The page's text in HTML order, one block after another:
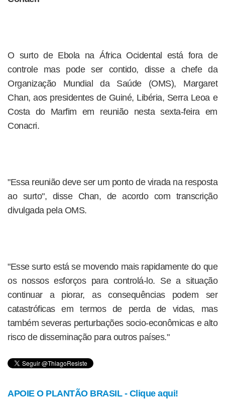
O surto de Ebola na África Ocidental está fora de
controle mas pode ser contido, disse a chefe da
Organização Mundial da Saúde (OMS), Margaret
Chan, aos presidentes de Guiné, Libéria, Serra Leoa e
Costa do Marfim em reunião nesta sexta-feira em
Conacri.
"Essa reunião deve ser um ponto de virada na resposta
ao surto", disse Chan, de acordo com transcrição
divulgada pela OMS.
"Esse surto está se movendo mais rapidamente do que
os nossos esforços para controlá-lo. Se a situação
continuar a piorar, as consequências podem ser
catastróficas em termos de perda de vidas, mas
também severas perturbações socio-econômicas e alto
risco de disseminação para outros países."
APOIE O PLANTÃO BRASIL - Clique aqui!